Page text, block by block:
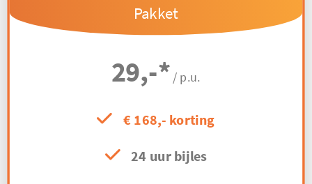
Pakket
29,-* / p.u.
€ 168,- korting
24 uur bijles